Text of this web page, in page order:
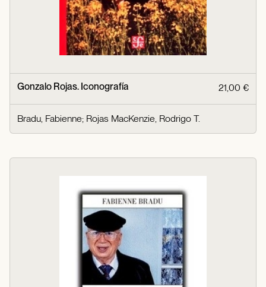
Gonzalo Rojas. Iconografía 21,00 €
Bradu, Fabienne; Rojas MacKenzie, Rodrigo T.